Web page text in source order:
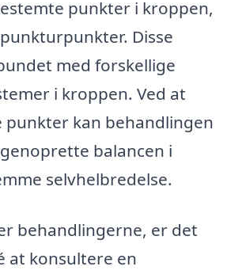
punkter i kroppen,
Disse
med forskellige
i kroppen. Ved at
punkter kan behandlingen
balancen i
selvhelbredelse.
behandlingerne, er det
at konsultere en